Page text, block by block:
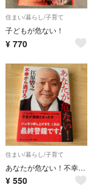
住まい/暮らし/子育て
子どもが危ない！
¥ 770
住まい/暮らし/子育て
あなたが危ない！不幸から逃げろ！ 江原啓之
¥ 550